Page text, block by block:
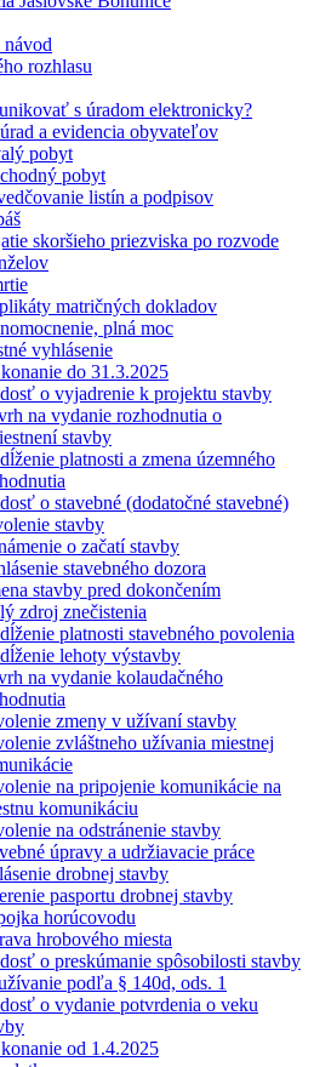
rozhlasu
s úradom elektronicky?
a evidencia obyvateľov
pobyt
pobyt
listín a podpisov
skoršieho priezviska po rozvode
matričných dokladov
plná moc
vyhlásenie
do 31.3.2025
o vyjadrenie k projektu stavby
na vydanie rozhodnutia o
stavby
platnosti a zmena územného
o stavebné (dodatočné stavebné)
stavby
o začatí stavby
stavebného dozora
stavby pred dokončením
zdroj znečistenia
platnosti stavebného povolenia
lehoty výstavby
na vydanie kolaudačného
zmeny v užívaní stavby
zvláštneho užívania miestnej
na pripojenie komunikácie na
komunikáciu
na odstránenie stavby
úpravy a udržiavacie práce
drobnej stavby
pasportu drobnej stavby
horúcovodu
hrobového miesta
o preskúmanie spôsobilosti stavby
podľa § 140d, ods. 1
o vydanie potvrdenia o veku
od 1.4.2025